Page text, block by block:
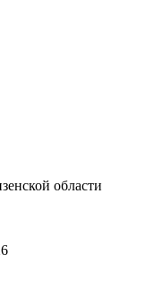
области